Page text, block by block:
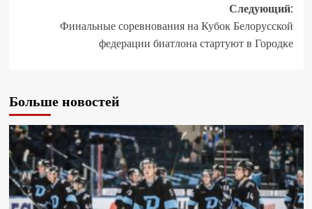
Следующий:
Финальные соревнования на Кубок Белорусской
федерации биатлона стартуют в Городке
Больше новостей